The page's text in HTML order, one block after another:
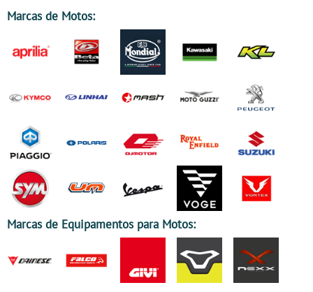
Marcas de Motos:
Marcas de Equipamentos para Motos: